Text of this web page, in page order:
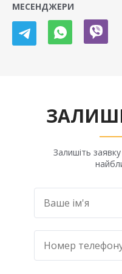
МЕСЕНДЖЕРИ
Залишіть